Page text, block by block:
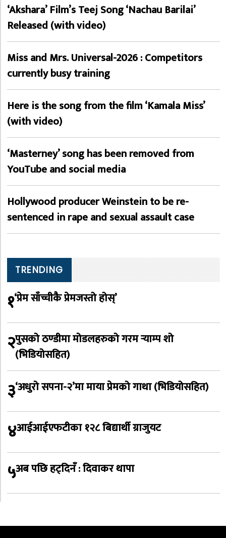
‘Akshara’ Film’s Teej Song ‘Nachau Barilai’
Released (with video)
Miss and Mrs. Universal-2026 : Competitors
currently busy training
Here is the song from the film ‘Kamala Miss’
(with video)
‘Masterney’ song has been removed from
YouTube and social media
Hollywood producer Weinstein to be re-
sentenced in rape and sexual assault case
TRENDING
१‘प्रेम साँच्चीकै प्रेमजस्तो होस्’
२पुसको ठण्डीमा मोडलहरुको गरम र्‍याम्प शो
(भिडियोसहित)
३‘अधुरो सपना-२’मा माया प्रेमको गाथा (भिडियोसहित)
४आईआईएफटीका १२८ बिद्यार्थी ग्राजुयट
५अब पछि हट्दिनँ : दिवाकर थापा